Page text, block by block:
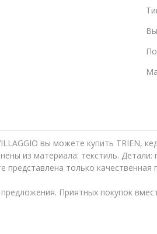
вы можете купить TRIEN,
из материала: текстиль. Детали:
только качественная
Приятных покупок